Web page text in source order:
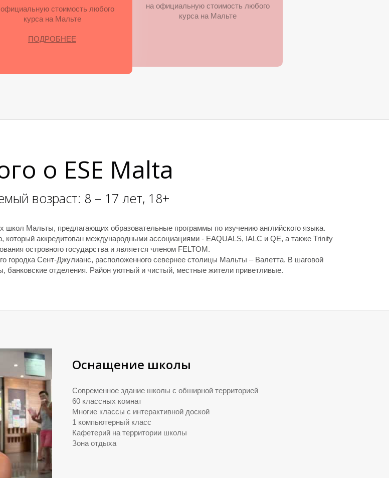
стоимость любого
курса на Мальте
ПОДРОБНЕЕ
на официальную стоимость любого
курса на Мальте
о ESE Malta
возраст: 8 – 17 лет, 18+
школ Мальты, предлагающих образовательные программы по изучению английского языка.
аккредитован международными ассоциациями - EAQUALS, IALC и QE, а также Trinity
островного государства и является членом FELTOM.
городка Сент-Джулианс, расположенного севернее столицы Мальты – Валетта. В шаговой
банковские отделения. Район уютный и чистый, местные жители приветливые.
Оснащение школы
Современное здание школы с обширной территорией
60 классных комнат
Многие классы с интерактивной доской
1 компьютерный класс
Кафетерий на территории школы
Зона отдыха